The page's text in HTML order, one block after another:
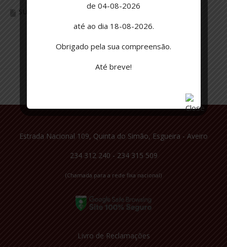
SUGESTÃO DO DIA
Estrada Nacional 109, Quinta do Simão, Esgueira - Aveiro
234 312 240 - 234 315 509
(Chamada para a rede fixa nacional)
Livro de Reclamações
de 04-08-2026
até ao dia 18-08-2026.
Obrigado pela sua compreensão.
Até breve!